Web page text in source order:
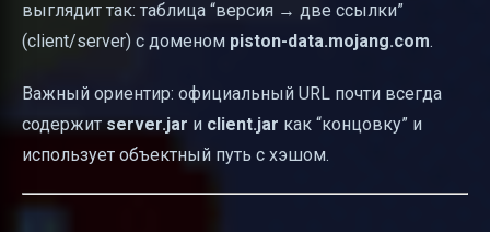
выглядит так: таблица “версия → две ссылки”
(client/server) с доменом piston-data.mojang.com.
Важный ориентир: официальный URL почти всегда
содержит server.jar и client.jar как “концовку” и
использует объектный путь с хэшом.